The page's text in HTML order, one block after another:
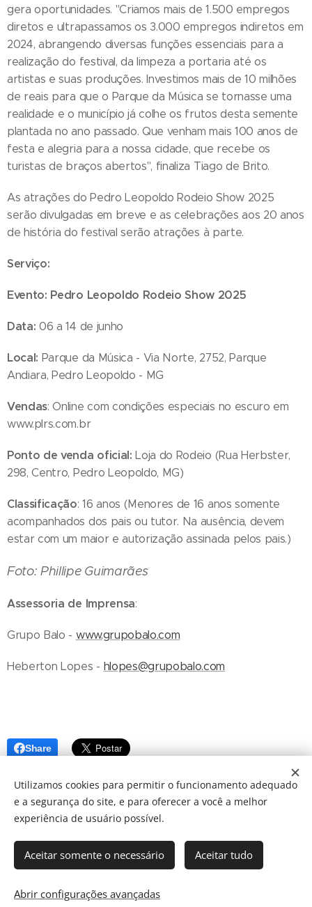
gera oportunidades. "Criamos mais de 1.500 empregos
diretos e ultrapassamos os 3.000 empregos indiretos em
2024, abrangendo diversas funções essenciais para a
realização do festival, da limpeza a portaria até os
artistas e suas produções. Investimos mais de 10 milhões
de reais para que o Parque da Música se tornasse uma
realidade e o município já colhe os frutos desta semente
plantada no ano passado. Que venham mais 100 anos de
festa e alegria para a nossa cidade, que recebe os
turistas de braços abertos", finaliza Tiago de Brito.
As atrações do Pedro Leopoldo Rodeio Show 2025
serão divulgadas em breve e as celebrações aos 20 anos
de história do festival serão atrações à parte.
Serviço:
Evento: Pedro Leopoldo Rodeio Show 2025
Data: 06 a 14 de junho
Local: Parque da Música - Via Norte, 2752, Parque
Andiara, Pedro Leopoldo - MG
Vendas: Online com condições especiais no escuro em
www.plrs.com.br
Ponto de venda oficial: Loja do Rodeio (Rua Herbster,
298, Centro, Pedro Leopoldo, MG)
Classificação: 16 anos (Menores de 16 anos somente
acompanhados dos pais ou tutor. Na ausência, devem
estar com um maior e autorização assinada pelos pais.)
Foto: Phillipe Guimarães
Assessoria de Imprensa:
Grupo Balo - www.grupobalo.com
Heberton Lopes - hlopes@grupobalo.com
Share
© 2024 JBarretos Eventos.
Utilizamos cookies para permitir o funcionamento adequado
e a segurança do site, e para oferecer a você a melhor
experiência de usuário possível.
Aceitar somente o necessário Aceitar tudo
Abrir configurações avançadas